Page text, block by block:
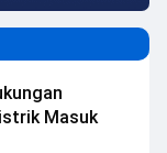
Masuk